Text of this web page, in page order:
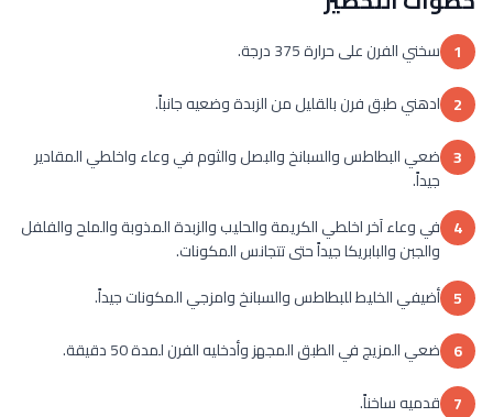
1 سخني الفرن على حرارة 375 درجة.
2 ادهني طبق فرن بالقليل من الزبدة وضعيه جانباً.
3 ضعي البطاطس والسبانخ والبصل والثوم في وعاء واخلطي المقادير
جيداً.
4 في وعاء آخر اخلطي الكريمة والحليب والزبدة المذوبة والملح والفلفل
والجبن والبابريكا جيداً حتى تتجانس المكونات.
5 أضيفي الخليط للبطاطس والسبانخ وامزجي المكونات جيداً.
6 ضعي المزيج في الطبق المجهز وأدخليه الفرن لمدة 50 دقيقة.
7 قدميه ساخناً.